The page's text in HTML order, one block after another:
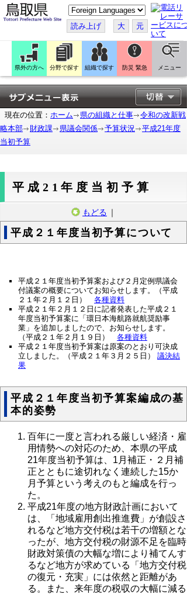
こ
の
ペ
ー
ジ
翻
訳
す
る
読み上げ 大 元
県外の方へ 分野で探す 組織で探す 防災 緊急 メニュー
現在の位置： ホーム 県の組織と仕事
令和の改新戦
略本部
財政課 県議会関係 予算状況
平成21年度
当初予算
平成21年度当初予算
もどる ｜
平成２１年度当初予算について
平成２１年度当初予算案および２月定例県議会
付議案の概要についてお知らせします。（平成
２１年２月１２日） 各種資料
平成２１年２月１２日に記者発表した平成２１
年度当初予算案に「環日本海航路就航奨励事
業」を追加しましたので、お知らせします。
（平成２１年２月１９日） 各種資料
平成２１年度当初予算案は原案のとおり可決成
立しました。（平成２１年３月２５日） 議決結
果
平成２１年度当初予算案編成の基
本的姿勢
百年に一度と言われる厳しい経済・雇
用情勢への対応のため、本県の平成
21年度当初予算は、1月補正・２月補
正とともに途切れなく連続した15か
月予算という考えのもと編成を行っ
た。
平成21年度の地方財政計画において
は、「地域雇用創出推進費」が創設さ
れるなど地方交付税は若干の増額とな
ったが、地方交付税の財源不足を臨時
財政対策債の大幅な増により補てんす
るなど地方が求めている「地方交付税
の復元・充実」には依然と距離があ
る。また、来年度の税収の大幅に減る